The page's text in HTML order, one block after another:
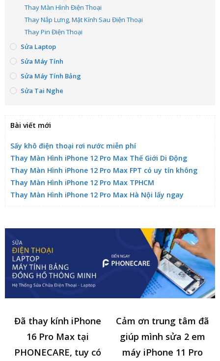
Thay Màn Hình Điện Thoại
Thay Nắp Lưng, Mặt Kính Sau Điện Thoại
Thay Pin Điện Thoại
Sửa Laptop
Sửa Máy Tính
Sửa Máy Tính Bảng
Sửa Tai Nghe
Bài viết mới
Sấy khô điện thoại rơi nước miễn phí
Thay Màn Hình iPhone 12 Pro Max Thế Giới Di Động
Thay Màn Hình iPhone 12 Pro Max FPT có uy tín không
Thay Màn Hình iPhone 12 Pro Max TPHCM
Thay Màn Hình iPhone 12 Pro Max Hà Nội lấy ngay
Đã thay kính iPhone
16 Pro Max tại
PHONECARE, tuy có
Cảm ơn trung tâm đã
giúp mình sửa 2 em
máy iPhone 11 Pro